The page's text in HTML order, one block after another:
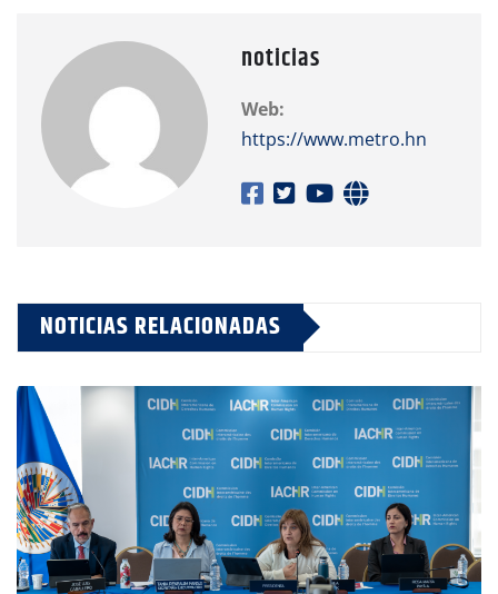
noticias
Web:
https://www.metro.hn
NOTICIAS RELACIONADAS